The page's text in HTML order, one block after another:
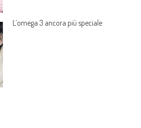
L’omega 3 ancora più speciale